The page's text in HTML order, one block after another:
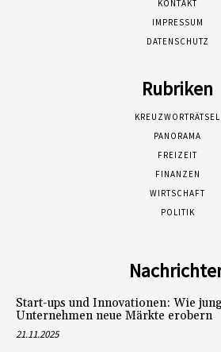
KONTAKT
IMPRESSUM
DATENSCHUTZ
Rubriken
KREUZWORTRÄTSEL
PANORAMA
FREIZEIT
FINANZEN
WIRTSCHAFT
POLITIK
Start-ups und Innovationen: Wie
Unternehmen neue Märkte erobern
21.11.2025